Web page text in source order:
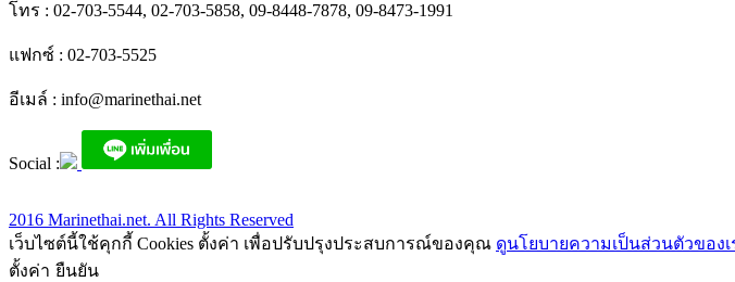
โทร : 02-703-5544, 02-703-5858, 09-8448-7878, 09-8473-1991
แฟกซ์ : 02-703-5525
อีเมล์ : info@marinethai.net
Social :
2016 Marinethai.net. All Rights Reserved
เว็บไซต์นี้ใช้คุกกี้ Cookies ตั้งค่า เพื่อปรับปรุงประสบการณ์ของคุณ ดูนโยบายความเป็นส่วนตัวของเ
ตั้งค่า ยืนยัน